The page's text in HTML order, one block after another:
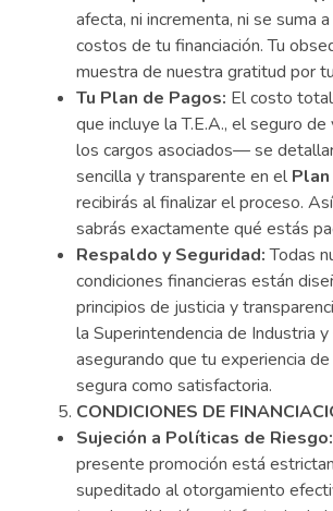
afecta, ni incrementa, ni se suma
costos de tu financiación. Tu
muestra de nuestra gratitud por
Tu Plan de Pagos: El costo
que incluye la T.E.A., el seguro
los cargos asociados— se
sencilla y transparente en el
recibirás al finalizar el proceso.
sabrás exactamente qué estás
Respaldo y Seguridad:Todas
condiciones financieras están
principios de justicia y
la Superintendencia de Industria y
asegurando que tu experiencia
segura como satisfactoria.
CONDICIONES DE
Sujeción a Políticas de Riesgo:
presente promoción está
supeditado al otorgamiento